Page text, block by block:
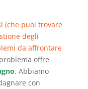
(che puoi trovare
degli
da affrontare
offre
. Abbiamo
con